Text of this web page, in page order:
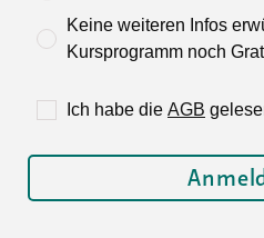
Keine weiteren Infos
Kursprogramm noch
Ich habe die AGB